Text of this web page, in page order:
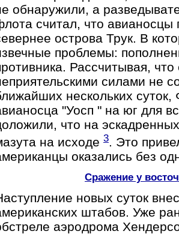
обнаружили, а
считал, что авианосцы
острова Трук. В
проблемы:
Рассчитывая,
силами не
нескольких суток,
"Уосп " на юг для
что на
на исходе 3. Это
оказались без
Сражение у
новых суток
штабов. Уже
аэродрома